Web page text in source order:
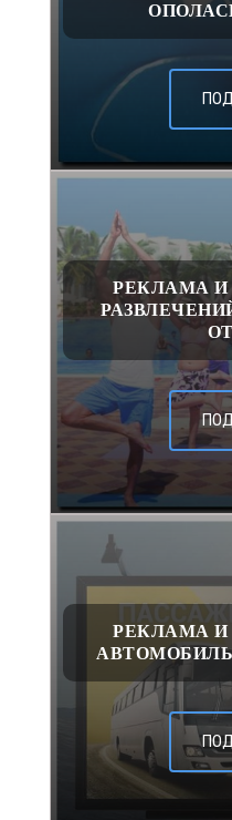
РЕКЛАМА И
РЕКЛАМА И